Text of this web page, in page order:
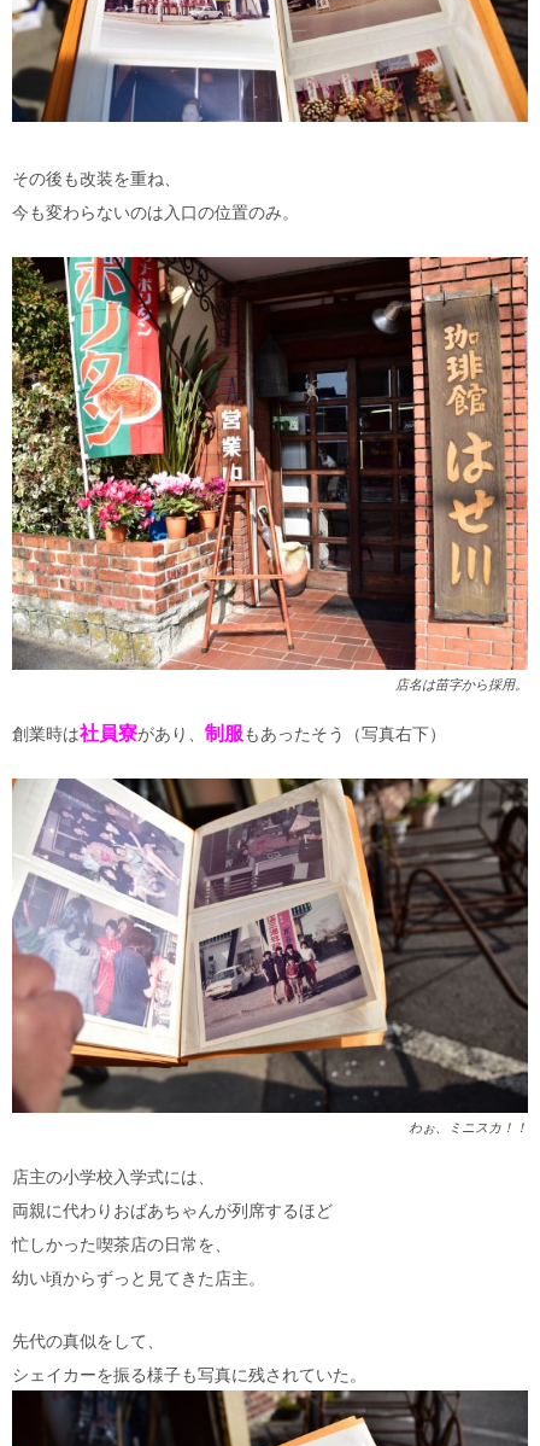
その後も改装を重ね、
今も変わらないのは入口の位置のみ。
店名は苗字から採用。
創業時は社員寮があり、 制服もあったそう（写真右下）
わぉ、ミニスカ！！
店主の小学校入学式には、
両親に代わりおばあちゃんが列席するほど
忙しかった喫茶店の日常を、
幼い頃からずっと見てきた店主。
先代の真似をして、
シェイカーを振る様子も写真に残されていた。